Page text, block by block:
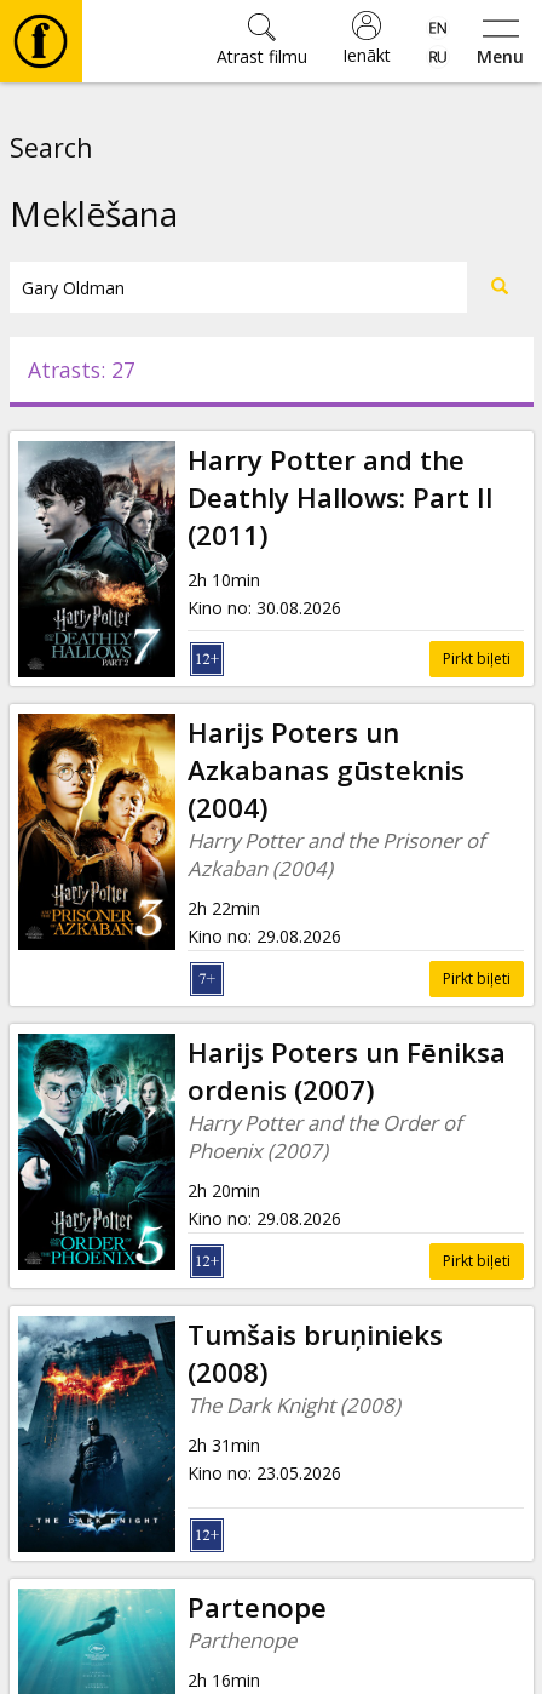
Menu
Ienākt
Atrast filmu
Pasākumi
Ziņas
Dāvanu
kartes
Uzkodas
B2B
Kino
Klubs
Search
Meklēšana
Atrasts: 27
Harry Potter and the
Deathly Hallows: Part II
(2011)
2h 10min
Kino no: 30.08.2026
Pirkt biļeti
Harijs Poters un
Azkabanas gūsteknis
(2004)
Harry Potter and the Prisoner of
Azkaban (2004)
2h 22min
Kino no: 29.08.2026
Pirkt biļeti
Harijs Poters un Fēniksa
ordenis (2007)
Harry Potter and the Order of
Phoenix (2007)
2h 20min
Kino no: 29.08.2026
Pirkt biļeti
Tumšais bruņinieks
(2008)
The Dark Knight (2008)
2h 31min
Kino no: 23.05.2026
Partenope
Parthenope
2h 16min